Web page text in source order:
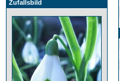
Zufallsbild